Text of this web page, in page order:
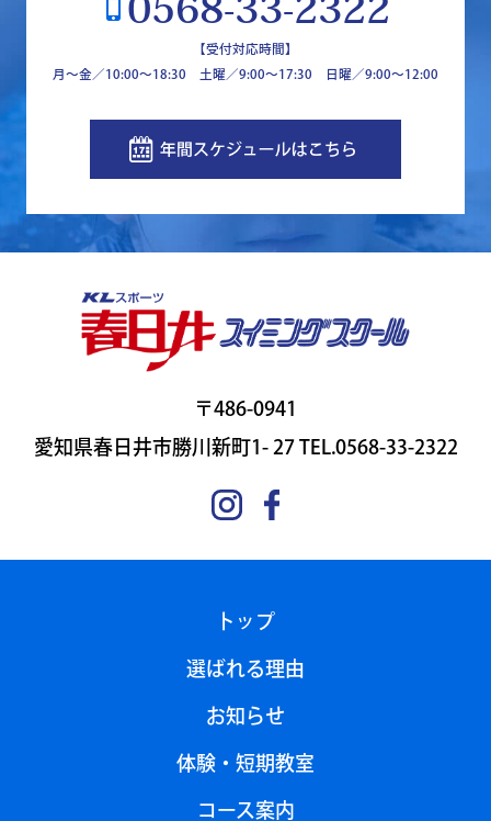
phone_iphone 0568-33-2322
【受付対応時間】
月～金／10:00～18:30 土曜／9:00～17:30 日曜／9:00〜12:00
〒486-0941
愛知県春日井市勝川新町1- 27 TEL.0568-33-2322
トップ
選ばれる理由
お知らせ
体験・短期教室
コース案内